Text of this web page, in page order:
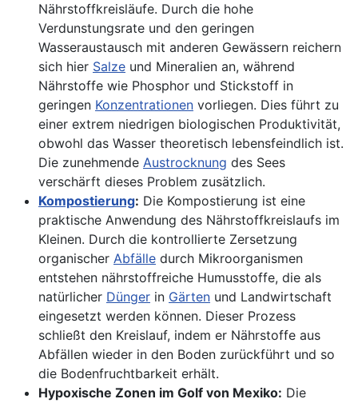
Nährstoffkreisläufe. Durch die hohe
Verdunstungsrate und den geringen
Wasseraustausch mit anderen Gewässern reichern
sich hier Salze und Mineralien an, während
Nährstoffe wie Phosphor und Stickstoff in
geringen Konzentrationen vorliegen. Dies führt zu
einer extrem niedrigen biologischen Produktivität,
obwohl das Wasser theoretisch lebensfeindlich ist.
Die zunehmende Austrocknung des Sees
verschärft dieses Problem zusätzlich.
Kompostierung: Die Kompostierung ist eine
praktische Anwendung des Nährstoffkreislaufs im
Kleinen. Durch die kontrollierte Zersetzung
organischer Abfälle durch Mikroorganismen
entstehen nährstoffreiche Humusstoffe, die als
natürlicher Dünger in Gärten und Landwirtschaft
eingesetzt werden können. Dieser Prozess
schließt den Kreislauf, indem er Nährstoffe aus
Abfällen wieder in den Boden zurückführt und so
die Bodenfruchtbarkeit erhält.
Hypoxische Zonen im Golf von Mexiko: Die